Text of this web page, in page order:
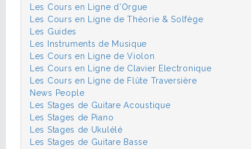
Les Cours en Ligne d'Orgue
Les Cours en Ligne de Théorie & Solfège
Les Guides
Les Instruments de Musique
Les Cours en Ligne de Violon
Les Cours en Ligne de Clavier Electronique
Les Cours en Ligne de Flûte Traversière
News People
Les Stages de Guitare Acoustique
Les Stages de Piano
Les Stages de Ukulélé
Les Stages de Guitare Basse